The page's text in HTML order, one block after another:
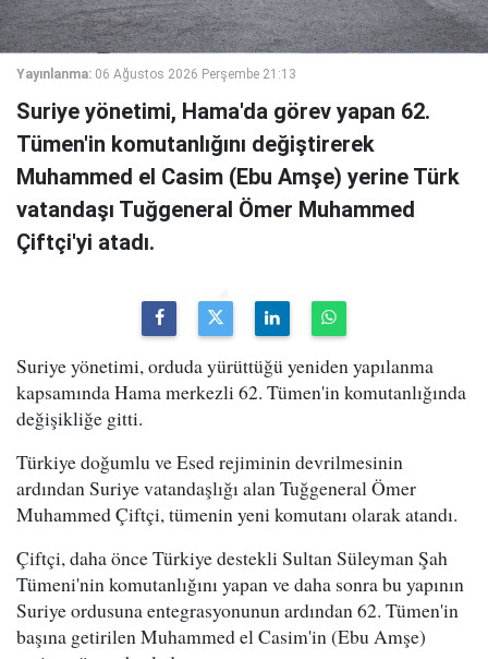
Yayınlanma: 06 Ağustos 2026 Perşembe 21:13
Suriye yönetimi, Hama'da görev yapan 62.
Tümen'in komutanlığını değiştirerek
Muhammed el Casim (Ebu Amşe) yerine Türk
vatandaşı Tuğgeneral Ömer Muhammed
Çiftçi'yi atadı.
Suriye yönetimi, orduda yürüttüğü yeniden yapılanma
kapsamında Hama merkezli 62. Tümen'in komutanlığında
değişikliğe gitti.
Türkiye doğumlu ve Esed rejiminin devrilmesinin
ardından Suriye vatandaşlığı alan Tuğgeneral Ömer
Muhammed Çiftçi, tümenin yeni komutanı olarak atandı.
Çiftçi, daha önce Türkiye destekli Sultan Süleyman Şah
Tümeni'nin komutanlığını yapan ve daha sonra bu yapının
Suriye ordusuna entegrasyonunun ardından 62. Tümen'in
başına getirilen Muhammed el Casim'in (Ebu Amşe)